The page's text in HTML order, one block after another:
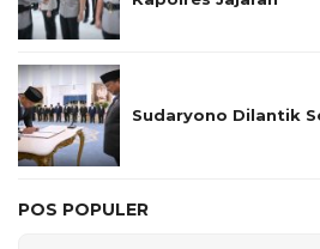
Sudaryono Dilantik
POS POPULER